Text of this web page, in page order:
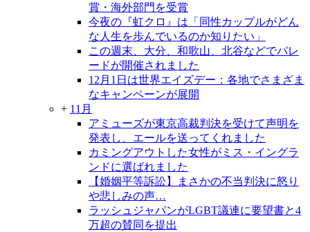
賞・海外部門を受賞
今夜の『虹クロ』は「同性カップルがどん
な人生を歩んでいるのか知りたい」
この週末、大分、和歌山、北谷などでパレ
ードが開催されました
12月1日は世界エイズデー：各地でさまざま
なキャンペーンが展開
+ 11月
アミューズが東京高裁判決を受けて声明を
発表し、エールを送ってくれました
カミングアウトした女性がミス・イングラ
ンドに選ばれました
【婚姻平等訴訟】まさかの不当判決に怒り
や悲しみの声…
ラッシュジャパンがLGBT議連に要望書と4
万超の賛同を提出